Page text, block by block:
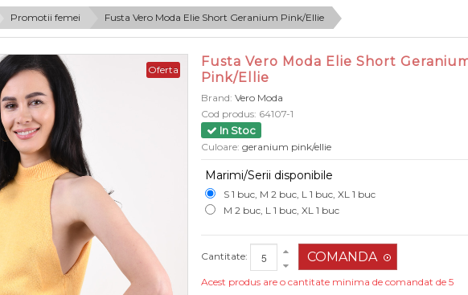
Promotii femei Fusta Vero Moda Elie Short Geranium Pink/Ellie
Oferta
Fusta Vero Moda Elie Short
Pink/Ellie
Brand: Vero Moda
Cod produs: 64107-1
In Stoc
Culoare: geranium pink/ellie
Marimi/Serii disponibile
S 1 buc, M 2 buc, L 1 buc, XL 1 buc
M 2 buc, L 1 buc, XL 1 buc
Cantitate:
Acest produs are o cantitate minima de comandat de 5